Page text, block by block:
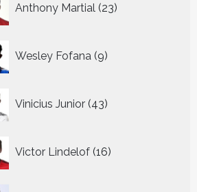
Anthony Martial 23
producten
Wesley Fofana 9
producten
Vinicius Junior 43
producten
Victor Lindelof 16
producten